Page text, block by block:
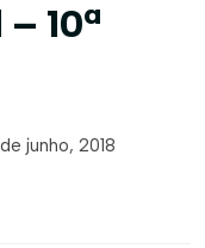
10ª
de junho, 2018